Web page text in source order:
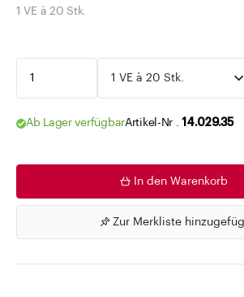
1 VE à 20 Stk.
Ab Lager verfügbarArtikel-Nr . 14.029.35
In den Warenkorb
Zur Merkliste